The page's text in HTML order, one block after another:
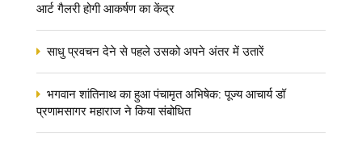
आर्ट गैलरी होगी आकर्षण का केंद्र
साधु प्रवचन देने से पहले उसको अपने अंतर में उतारें
भगवान शांतिनाथ का हुआ पंचामृत अभिषेक: पूज्य आचार्य डॉ
प्रणामसागर महाराज ने किया संबोधित